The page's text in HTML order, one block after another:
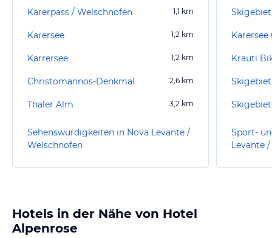
Karerpass / Welschnofen 1,1 km
Karersee 1,2 km
Karrersee 1,2 km
Christomannos-Denkmal 2,6 km
Thaler Alm 3,2 km
Sehenswürdigkeiten in Nova Levante /
Welschnofen
Skigebiet
Karersee
Krauti
Skigebiet
Sport-
Levante
Hotels in der Nähe von Hotel
Alpenrose